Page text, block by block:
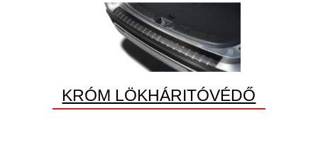
KRÓM LÖKHÁRITÓVÉDŐ